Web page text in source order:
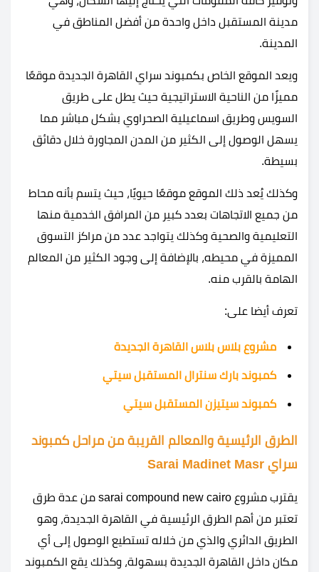
مدينة المستقبل داخل واحدة من أفضل المناطق في
المدينة.
ويعد الموقع الخاص بكمبوند سراي القاهرة الجديدة موقعًا
مميزًا من الناحية الاستراتيجية حيث يطل على طريق
السويس وطريق اسماعيلية الصحراوي بشكل مباشر مما
يسهل الوصول إلى الكثير من المدن المجاورة خلال دقائق
بسيطة.
وكذلك يُعد ذلك الموقع موقعًا حيويًا، حيث يتسم بأنه محاط
من جميع الاتجاهات بعدد كبير من المرافق الخدمية منها
التعليمية والصحية وكذلك يتواجد عدد من مراكز التسوق
المميزة في محيطه، بالإضافة إلى وجود الكثير من المعالم
الهامة بالقرب منه.
تعرف أيضا على:
مشروع بلاس بلاس القاهرة الجديدة
كمبوند بارك سنترال المستقبل سيتي
كمبوند سيتيزن المستقبل سيتي
الطرق الرئيسية والمعالم القريبة من مراحل كمبوند
سراي Sarai Madinet Masr
يقترب مشروع sarai compound new cairo من عدة طرق
تعتبر من أهم الطرق الرئيسية في القاهرة الجديدة، وهو
الطريق الدائري والذي من خلاله تستطيع الوصول إلى أي
مكان داخل القاهرة الجديدة بسهولة، وكذلك يقع الكمبوند